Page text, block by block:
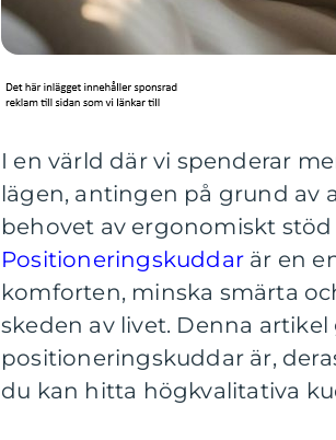
I en värld där vi spenderar
lägen, antingen på grund av
behovet av ergonomiskt
Positioneringskuddar är en
komforten, minska smärta
skeden av livet. Denna
positioneringskuddar är,
du kan hitta högkvalitativa